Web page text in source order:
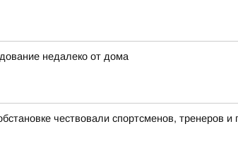
недалеко от дома
чествовали спортсменов, тренеров